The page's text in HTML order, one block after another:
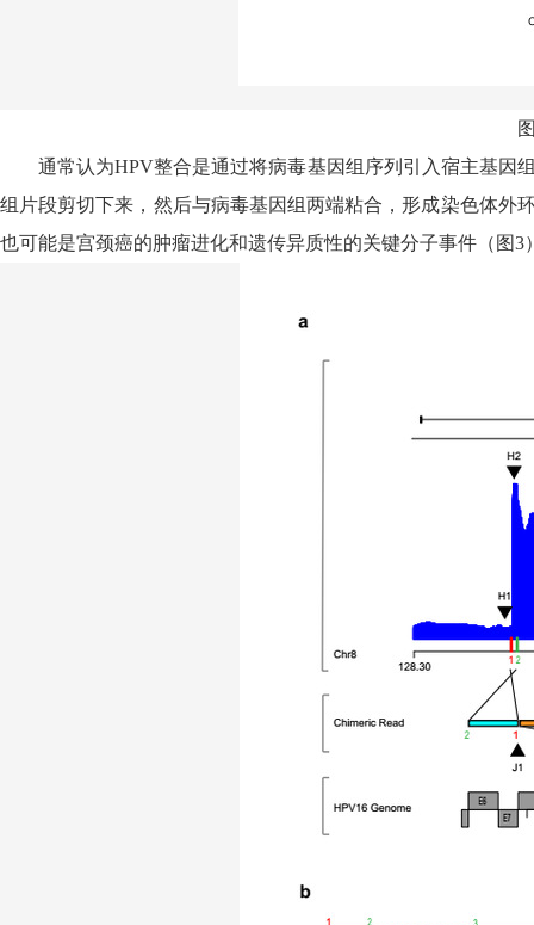
通常认为HPV整合是通过将病毒基因组序列引入宿主基因
组片段剪切下来，然后与病毒基因组两端粘合，形成染色体外
也可能是宫颈癌的肿瘤进化和遗传异质性的关键分子事件（图3